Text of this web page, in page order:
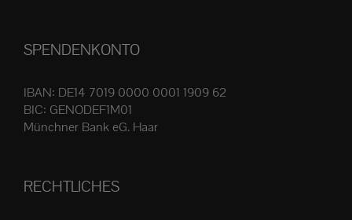
SPENDENKONTO
IBAN: DE14 7019 0000 0001 1909 62
BIC: GENODEF1M01
Münchner Bank eG. Haar
RECHTLICHES